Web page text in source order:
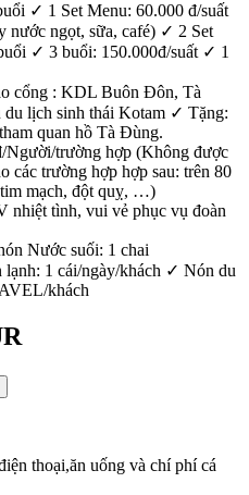
✓ 1 Set Menu: 60.000 đ/suất
nước ngọt, sữa, café) ✓ 2 Set
✓ 3 buổi: 150.000đ/suất ✓ 1
cổng : KDL Buôn Đôn, Tà
lịch sinh thái Kotam ✓ Tặng:
quan hồ Tà Đùng.
Người/trường hợp (Không được
các trường hợp hợp sau: trên 80
mạch, đột quỵ, …)
nhiệt tình, vui vẻ phục vụ đoàn
Nước suối: 1 chai
1 cái/ngày/khách ✓ Nón du
khách
thoại,ăn uống và chí phí cá